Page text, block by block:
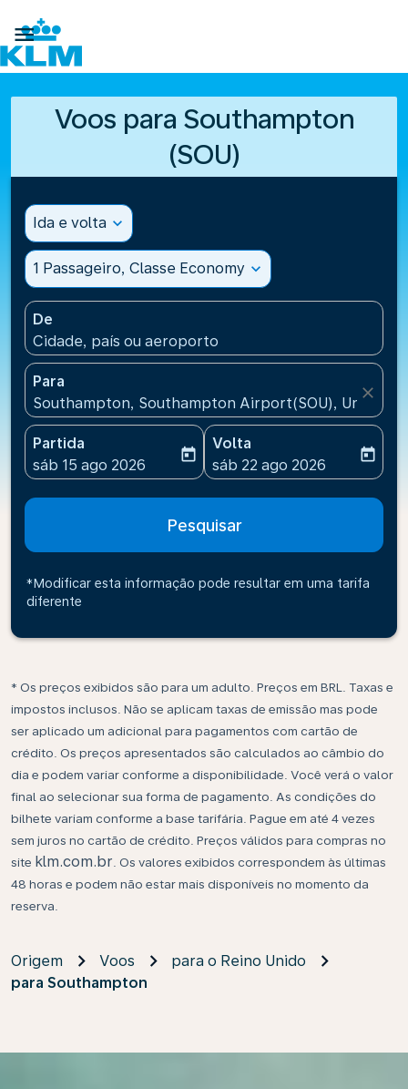

Voos para Southampton
(SOU)
Ida e volta expand_more
1 Passageiro, Classe Economy expand_more
De
Cidade, país ou aeroporto
Para
Southampton, Southampton Airport(SOU), United
close
Partida
fc-booking-departure-date-aria-label
sáb 15 ago 2026
today
Volta
fc-booking-return-date-
sáb 22 ago 2026
today
Pesquisar
*Modificar esta informação pode resultar em uma tarifa
diferente
* Os preços exibidos são para um adulto. Preços em BRL. Taxas e
impostos inclusos. Não se aplicam taxas de emissão mas pode
ser aplicado um adicional para pagamentos com cartão de
crédito. Os preços apresentados são calculados ao câmbio do
dia e podem variar conforme a disponibilidade. Você verá o valor
final ao selecionar sua forma de pagamento. As condições do
bilhete variam conforme a base tarifária. Pague em até 4 vezes
sem juros no cartão de crédito. Preços válidos para compras no
site klm.com.br . Os valores exibidos correspondem às últimas
48 horas e podem não estar mais disponíveis no momento da
reserva.
Origem Voos
para o Reino Unido
para Southampton